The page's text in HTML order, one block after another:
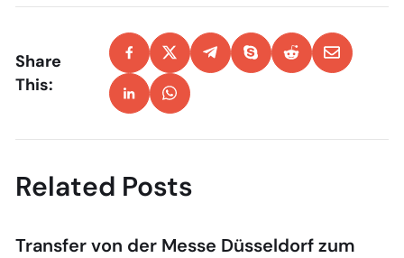
Share
This:
Related Posts
Transfer von der Messe Düsseldorf zum